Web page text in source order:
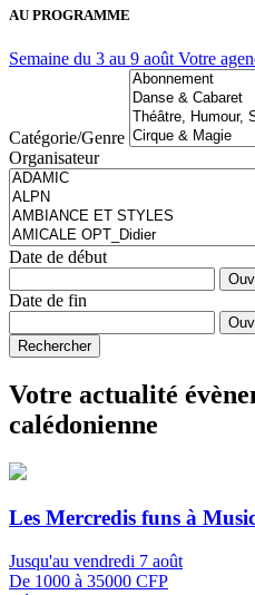
AU PROGRAMME
Semaine du 3 au 9 août Votre
Catégorie/Genre
Organisateur
Date de début
Date de fin
Rechercher
Votre actualité
calédonienne
Les Mercredis funs à
Jusqu'au vendredi 7 août
De 1000 à 35000 CFP